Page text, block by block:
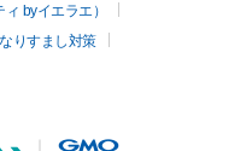
byイエラエ）
なりすまし対策